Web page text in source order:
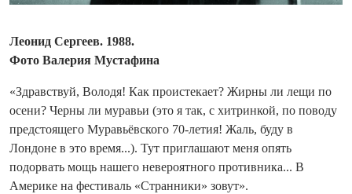
Леонид Сергеев. 1988.
Фото Валерия Мустафина
«Здравствуй, Володя! Как проистекает? Жирны ли лещи по
осени? Черны ли муравьи (это я так, с хит­ринкой, по поводу
предстоящего Муравьёвского 70-летия! Жаль, буду в
Лондоне в это время...). Тут приглашают меня опять
подорвать мощь нашего невероятного противника... В
Америке на фестиваль «Странники» зовут».